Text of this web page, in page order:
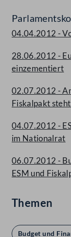
04.04.2012 -
28.06.2012 -
einzementiert
02.07.2012 -
Fiskalpakt
04.07.2012 -
im Nationalrat
06.07.2012 -
ESM und
Themen
Budget und